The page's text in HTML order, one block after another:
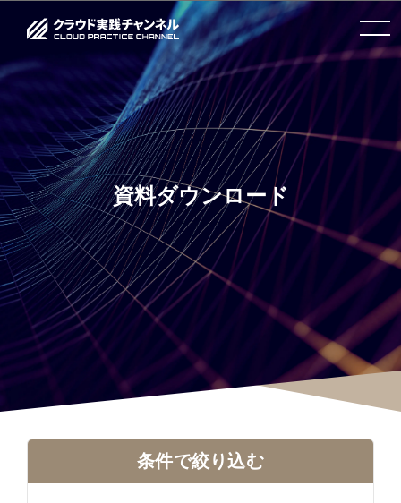
toggle
navigation
資料ダウンロード
条件で絞り込む